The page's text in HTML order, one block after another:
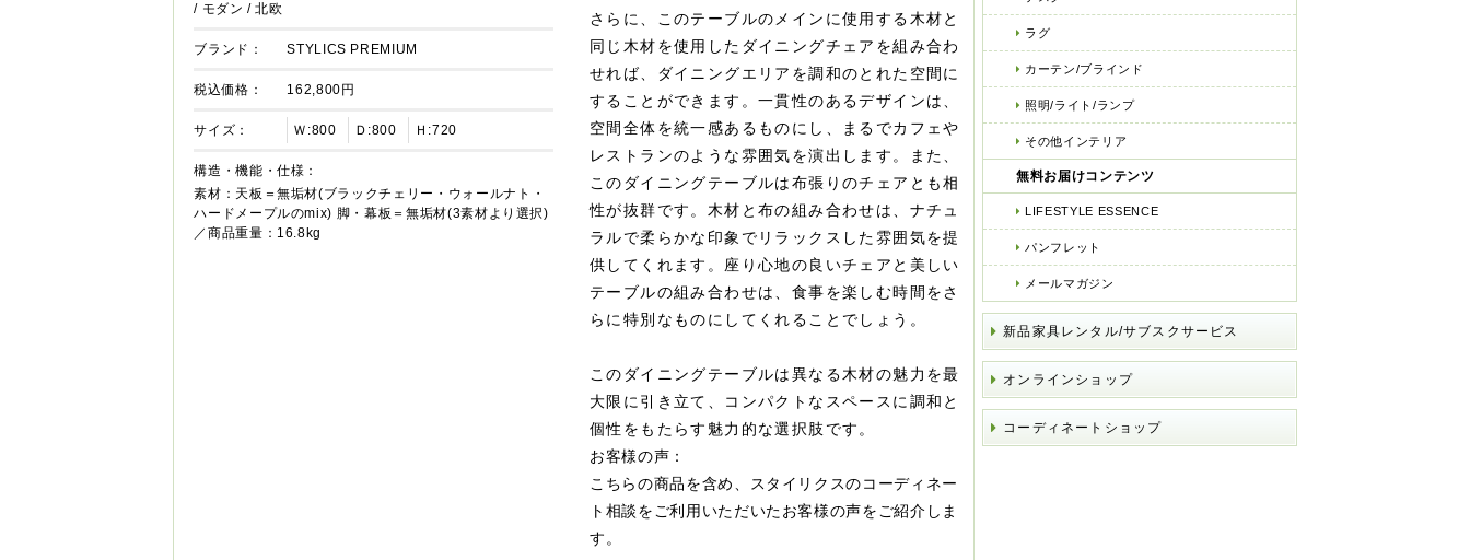
/ モダン /北欧
ブランド： STYLICS PREMIUM
税込価格： 162,800円
サイズ： Ｗ:800 Ｄ:800 Ｈ:720
構造・機能・仕様：
素材：天板＝無垢材(ブラックチェリー・ウォールナト・
ハードメープルのmix) 脚・幕板＝無垢材(3素材より選択)
／商品重量：16.8kg
さらに、このテーブルのメインに使用する木材と
同じ木材を使用したダイニングチェアを組み合わ
せれば、ダイニングエリアを調和のとれた空間に
することができます。一貫性のあるデザインは、
空間全体を統一感あるものにし、まるでカフェや
レストランのような雰囲気を演出します。また、
このダイニングテーブルは布張りのチェアとも相
性が抜群です。木材と布の組み合わせは、ナチュ
ラルで柔らかな印象でリラックスした雰囲気を提
供してくれます。座り心地の良いチェアと美しい
テーブルの組み合わせは、食事を楽しむ時間をさ
らに特別なものにしてくれることでしょう。
このダイニングテーブルは異なる木材の魅力を最
大限に引き立て、コンパクトなスペースに調和と
個性をもたらす魅力的な選択肢です。
お客様の声：
こちらの商品を含め、スタイリクスのコーディネー
ト相談をご利用いただいたお客様の声をご紹介しま
す。
ラグ
カーテン/ブラインド
照明/ライト/ランプ
その他インテリア
無料お届けコンテンツ
LIFESTYLE ESSENCE
パンフレット
メールマガジン
新品家具レンタル/サブスクサービス
オンラインショップ
コーディネートショップ